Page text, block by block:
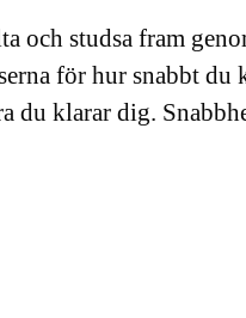
och studsa fram
för hur snabbt
du klarar dig.